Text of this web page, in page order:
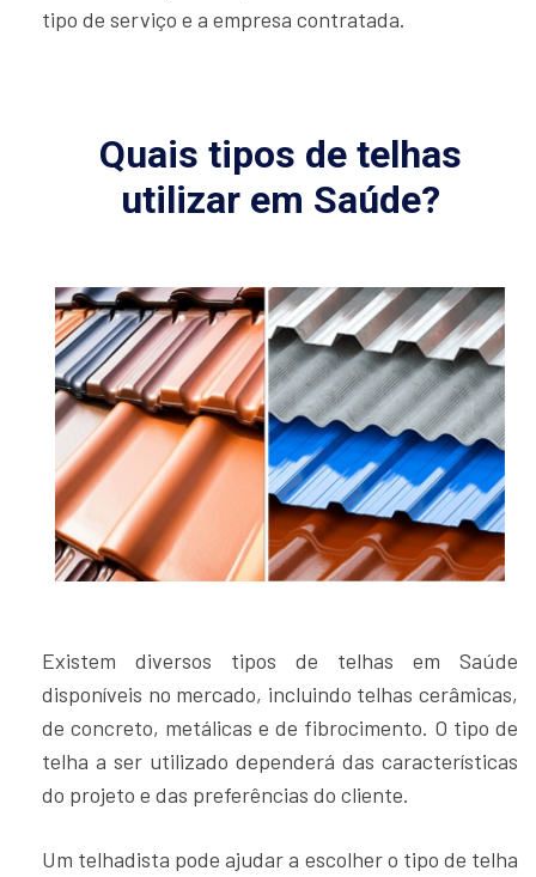
tipo de serviço e a empresa contratada.
Quais tipos de telhas
utilizar em Saúde?
Existem diversos tipos de telhas em Saúde
disponíveis no mercado, incluindo telhas cerâmicas,
de concreto, metálicas e de fibrocimento. O tipo de
telha a ser utilizado dependerá das características
do projeto e das preferências do cliente.
Um telhadista pode ajudar a escolher o tipo de telha